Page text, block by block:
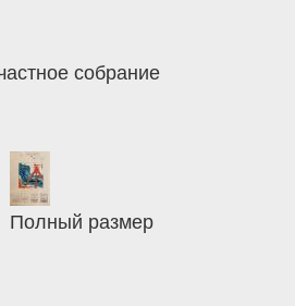
собрание
Полный размер